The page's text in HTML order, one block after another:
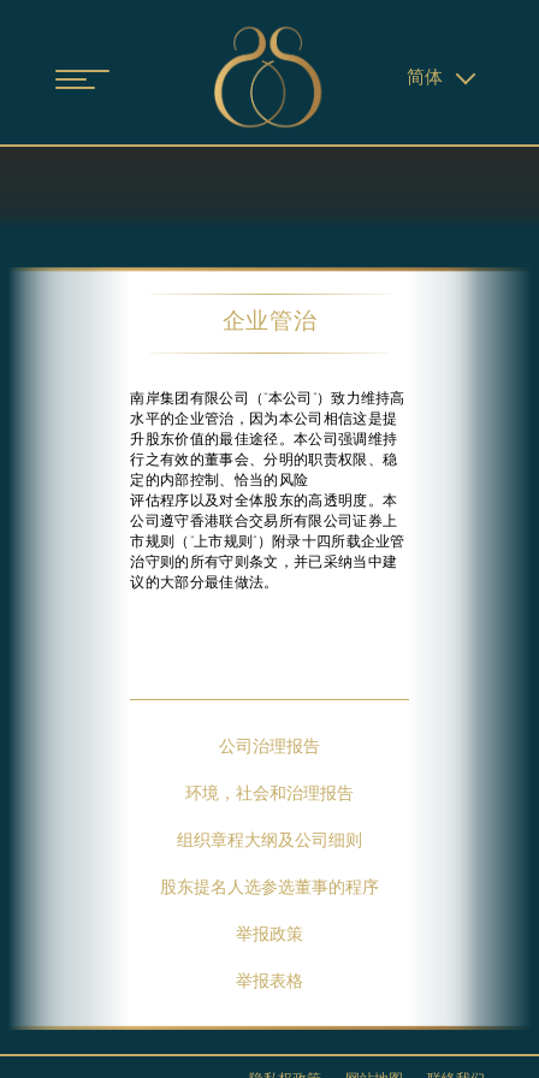
简体
企业管治
南岸集团有限公司（“本公司”）致力维持高
水平的企业管治，因为本公司相信这是提
升股东价值的最佳途径。本公司强调维持
行之有效的董事会、分明的职责权限、稳
定的内部控制、恰当的风险
评估程序以及对全体股东的高透明度。本
公司遵守香港联合交易所有限公司证券上
市规则（“上市规则”）附录十四所载企业管
治守则的所有守则条文，并已采纳当中建
议的大部分最佳做法。
公司治理报告
环境，社会和治理报告
组织章程大纲及公司细则
股东提名人选参选董事的程序
举报政策
举报表格